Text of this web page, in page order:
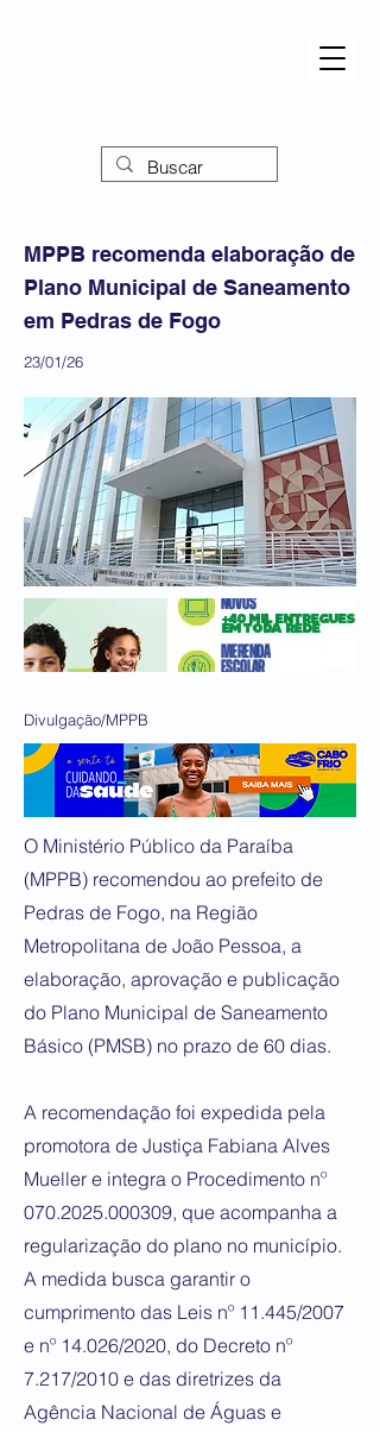
MPPB recomenda elaboração de
Plano Municipal de Saneamento
em Pedras de Fogo
23/01/26
Divulgação/MPPB
O Ministério Público da Paraíba
(MPPB) recomendou ao prefeito de
Pedras de Fogo, na Região
Metropolitana de João Pessoa, a
elaboração, aprovação e publicação
do Plano Municipal de Saneamento
Básico (PMSB) no prazo de 60 dias.
A recomendação foi expedida pela
promotora de Justiça Fabiana Alves
Mueller e integra o Procedimento nº
070.2025.000309, que acompanha a
regularização do plano no município.
A medida busca garantir o
cumprimento das Leis nº 11.445/2007
e nº 14.026/2020, do Decreto nº
7.217/2010 e das diretrizes da
Agência Nacional de Águas e